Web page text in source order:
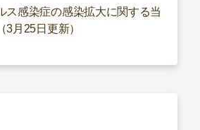
ス感染症の感染拡大に関する当
月25日更新）